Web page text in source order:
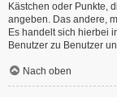
Kästchen oder Punkte,
angeben. Das andere,
Es handelt sich hierbei
Benutzer zu Benutzer
Nach oben